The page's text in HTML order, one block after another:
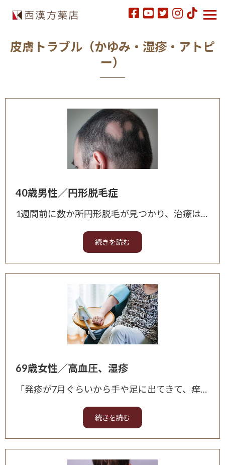
皮膚トラブル（かゆみ・湿疹・アトピ
ー）
40歳男性／円形脱毛症
1週間前に数か所円形脱毛が見つかり、治療はせず、生活習慣の改善をして様子をみていました。 漢方薬で円形脱毛症が改善できると伺ったのでご相談させて頂きました。 患部のお写真を見せて頂き、4か所ほ
69歳女性／高血圧、湿疹
「発疹が7月ぐらいから手や足に出てきて、痒みがあります。 高血圧は一年ぐらい前に血圧計を買って測ったら170/80ぐらいあったので、自分で努力して下げるようにして最高血圧が130～150までいきまし